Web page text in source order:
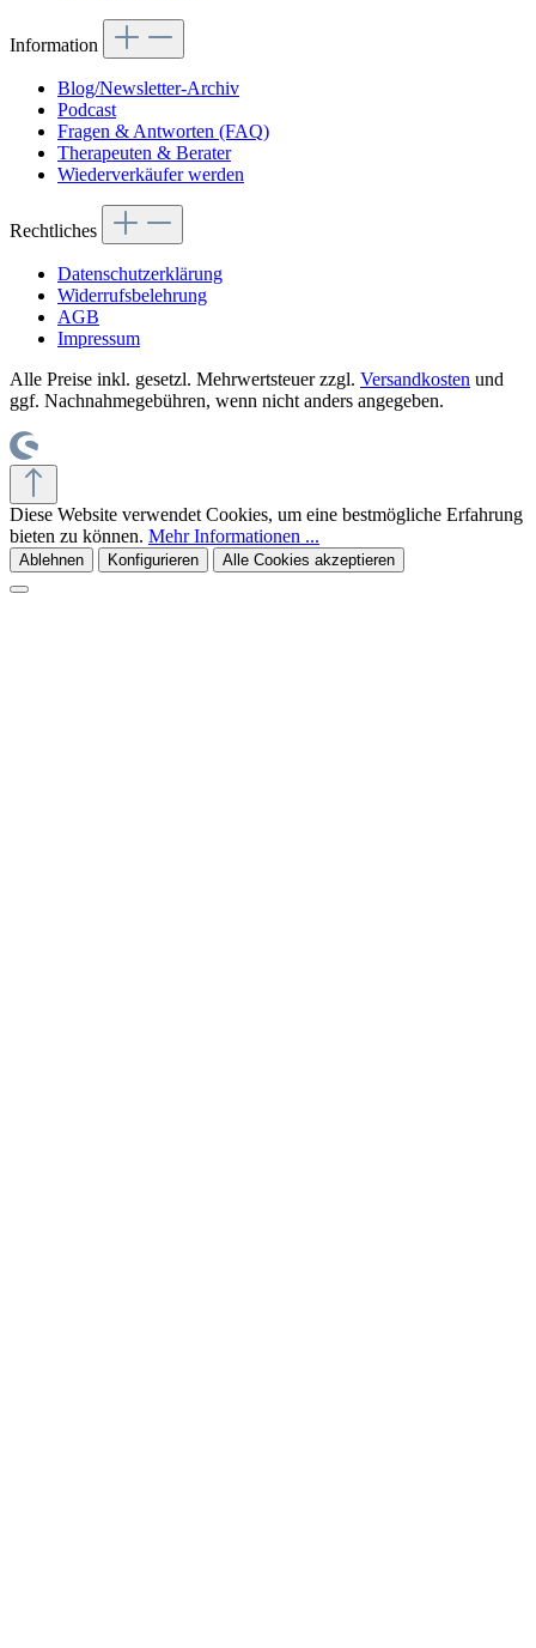
Information
Blog/Newsletter-Archiv
Podcast
Fragen & Antworten (FAQ)
Therapeuten & Berater
Wiederverkäufer werden
Rechtliches
Datenschutzerklärung
Widerrufsbelehrung
AGB
Impressum
Alle Preise inkl. gesetzl. Mehrwertsteuer zzgl. Versandkosten und
ggf. Nachnahmegebühren, wenn nicht anders angegeben.
Diese Website verwendet Cookies, um eine bestmögliche Erfahrung
bieten zu können. Mehr Informationen ...
Ablehnen Konfigurieren Alle Cookies akzeptieren